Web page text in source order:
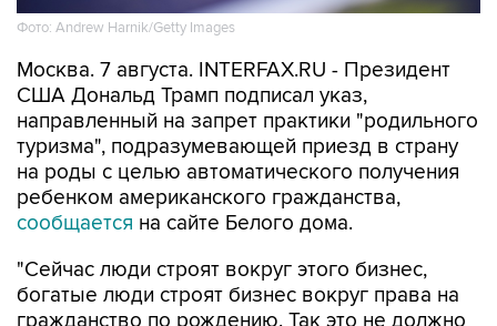
Фото: Andrew Harnik/Getty Images
Москва. 7 августа. INTERFAX.RU - Президент
США Дональд Трамп подписал указ,
направленный на запрет практики "родильного
туризма", подразумевающей приезд в страну
на роды с целью автоматического получения
ребенком американского гражданства,
сообщается на сайте Белого дома.
"Сейчас люди строят вокруг этого бизнес,
богатые люди строят бизнес вокруг права на